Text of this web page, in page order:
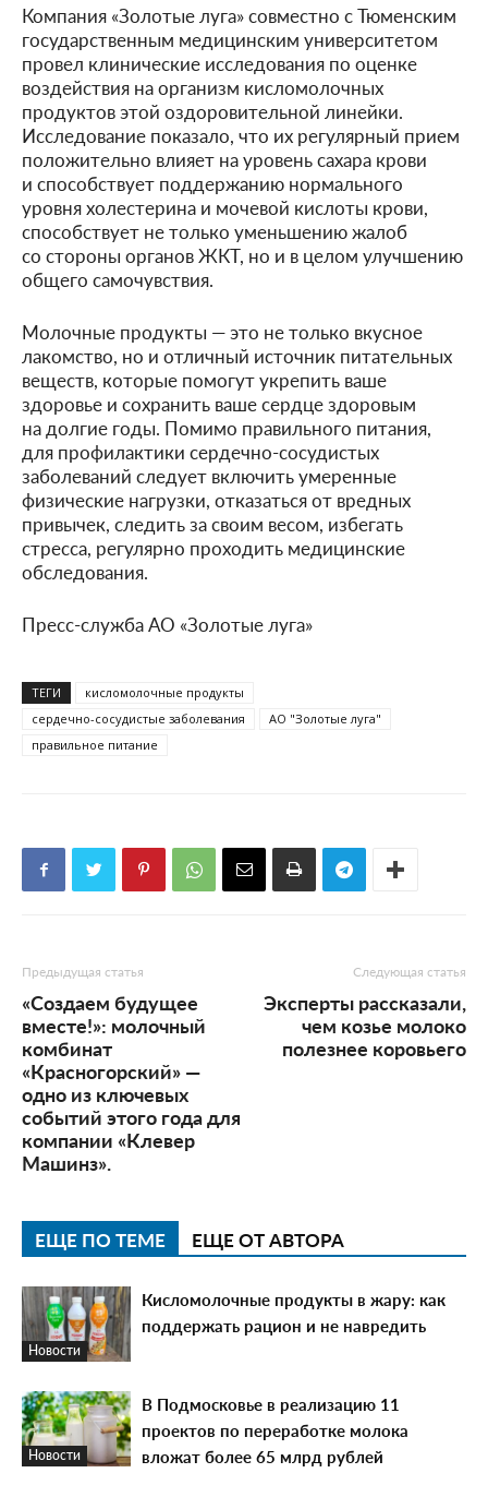
Компания «Золотые луга» совместно с Тюменским
государственным медицинским университетом
провел клинические исследования по оценке
воздействия на организм кисломолочных
продуктов этой оздоровительной линейки.
Исследование показало, что их регулярный прием
положительно влияет на уровень сахара крови
и способствует поддержанию нормального
уровня холестерина и мочевой кислоты крови,
способствует не только уменьшению жалоб
со стороны органов ЖКТ, но и в целом улучшению
общего самочувствия.
Молочные продукты — это не только вкусное
лакомство, но и отличный источник питательных
веществ, которые помогут укрепить ваше
здоровье и сохранить ваше сердце здоровым
на долгие годы. Помимо правильного питания,
для профилактики сердечно-сосудистых
заболеваний следует включить умеренные
физические нагрузки, отказаться от вредных
привычек, следить за своим весом, избегать
стресса, регулярно проходить медицинские
обследования.
Пресс-служба АО «Золотые луга»
ТЕГИ
кисломолочные продукты
сердечно-сосудистые заболевания
АО "Золотые луга"
правильное питание
Предыдущая статья
«Создаем будущее
вместе!»: молочный
комбинат
«Красногорский» —
одно из ключевых
событий этого года для
компании «Клевер
Машинз».
Следующая статья
Эксперты рассказали,
чем козье молоко
полезнее коровьего
ЕЩЕ ПО ТЕМЕ ЕЩЕ ОТ АВТОРА
Новости
Кисломолочные продукты в жару: как
поддержать рацион и не навредить
Новости
В Подмосковье в реализацию 11
проектов по переработке молока
вложат более 65 млрд рублей